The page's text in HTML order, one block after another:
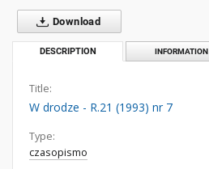
Download
DESCRIPTION INFORMATION
Title:
W drodze - R.21 (1993) nr 7
Type:
czasopismo